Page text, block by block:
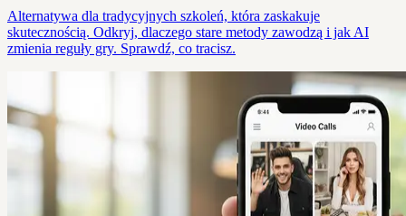
Alternatywa dla tradycyjnych szkoleń, która zaskakuje
skutecznością. Odkryj, dlaczego stare metody zawodzą i jak AI
zmienia reguły gry. Sprawdź, co tracisz.